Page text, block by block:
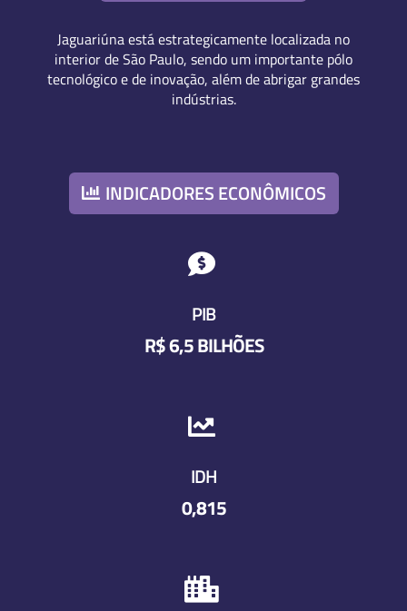
Jaguariúna está estrategicamente localizada no
interior de São Paulo, sendo um importante pólo
tecnológico e de inovação, além de abrigar grandes
indústrias.
INDICADORES ECONÔMICOS

PIB
R$ 6,5 BILHÕES

IDH
0,815
